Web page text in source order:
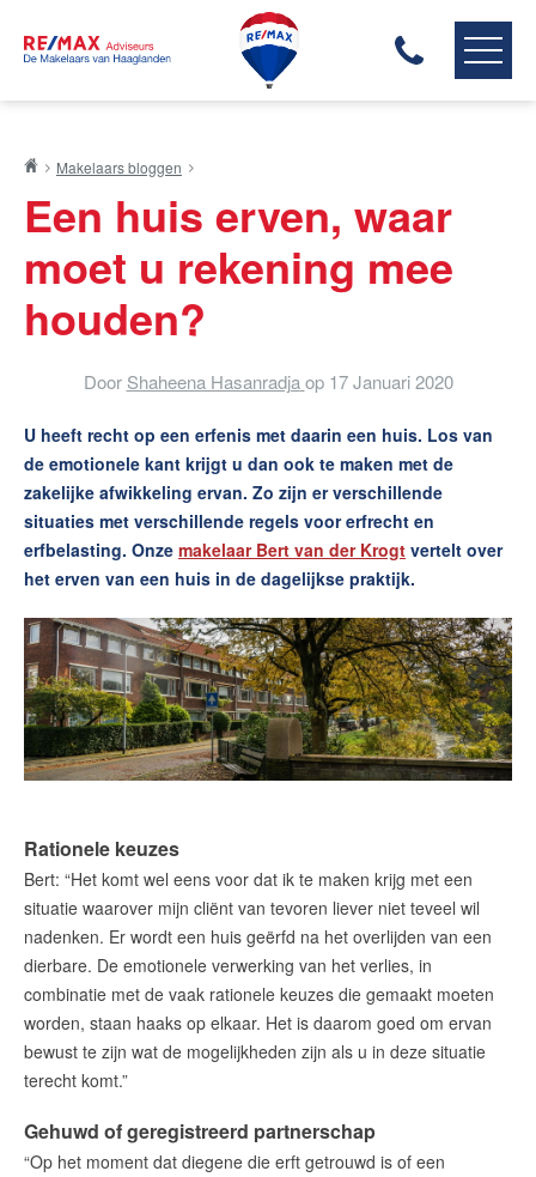
ONZE MAKELAARS
ONZE EXPERTISES
HUIS VERKOPEN
ONZE DIENSTEN
CONTACT
Makelaars bloggen
Een huis erven, waar
moet u rekening mee
houden?
Door Shaheena Hasanradja op 17 Januari 2020
U heeft recht op een erfenis met daarin een huis. Los van
de emotionele kant krijgt u dan ook te maken met de
zakelijke afwikkeling ervan. Zo zijn er verschillende
situaties met verschillende regels voor erfrecht en
erfbelasting. Onze makelaar Bert van der Krogt vertelt over
het erven van een huis in de dagelijkse praktijk.
Rationele keuzes
Bert: “Het komt wel eens voor dat ik te maken krijg met een
situatie waarover mijn cliënt van tevoren liever niet teveel wil
nadenken. Er wordt een huis geërfd na het overlijden van een
dierbare. De emotionele verwerking van het verlies, in
combinatie met de vaak rationele keuzes die gemaakt moeten
worden, staan haaks op elkaar. Het is daarom goed om ervan
bewust te zijn wat de mogelijkheden zijn als u in deze situatie
terecht komt.”
Gehuwd of geregistreerd partnerschap
“Op het moment dat diegene die erft getrouwd is of een